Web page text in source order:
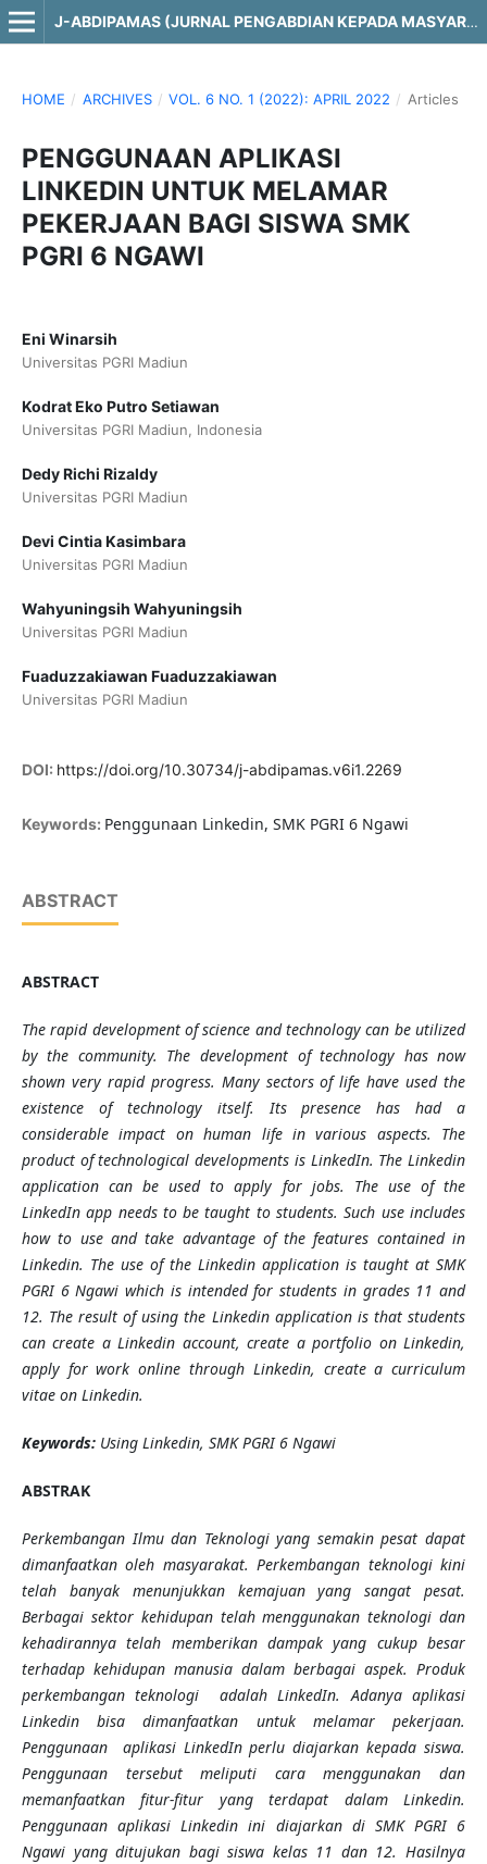
J-ABDIPAMAS (JURNAL PENGABDIAN KEPADA MASYARAKAT)
HOME / ARCHIVES / VOL. 6 NO. 1 (2022): APRIL 2022 / Articles
PENGGUNAAN APLIKASI
LINKEDIN UNTUK MELAMAR
PEKERJAAN BAGI SISWA SMK
PGRI 6 NGAWI
Eni Winarsih
Universitas PGRI Madiun
Kodrat Eko Putro Setiawan
Universitas PGRI Madiun, Indonesia
Dedy Richi Rizaldy
Universitas PGRI Madiun
Devi Cintia Kasimbara
Universitas PGRI Madiun
Wahyuningsih Wahyuningsih
Universitas PGRI Madiun
Fuaduzzakiawan Fuaduzzakiawan
Universitas PGRI Madiun
DOI: https://doi.org/10.30734/j-abdipamas.v6i1.2269
Keywords: Penggunaan Linkedin, SMK PGRI 6 Ngawi
ABSTRACT
ABSTRACT
The rapid development of science and technology can be utilized
by the community. The development of technology has now
shown very rapid progress. Many sectors of life have used the
existence of technology itself. Its presence has had a
considerable impact on human life in various aspects. The
product of technological developments is LinkedIn. The Linkedin
application can be used to apply for jobs. The use of the
LinkedIn app needs to be taught to students. Such use includes
how to use and take advantage of the features contained in
Linkedin. The use of the Linkedin application is taught at SMK
PGRI 6 Ngawi which is intended for students in grades 11 and
12. The result of using the Linkedin application is that students
can create a Linkedin account, create a portfolio on Linkedin,
apply for work online through Linkedin, create a curriculum
vitae on Linkedin.
Keywords:Using Linkedin, SMK PGRI 6 Ngawi
ABSTRAK
Perkembangan Ilmu dan Teknologi yang semakin pesat dapat
dimanfaatkan oleh masyarakat.Perkembangan teknologi kini
telah banyak menunjukkan kemajuan yang sangat pesat.
Berbagaisektor kehidupan telah menggunakan teknologidan
kehadirannya telah memberikan dampak yang cukup besar
terhadap kehidupan manusia dalam berbagai aspek. Produk
perkembangan teknologi adalah LinkedIn. Adanya aplikasi
Linkedin bisa dimanfaatkan untuk melamar pekerjaan.
Penggunaan
aplikasi LinkedInperlu diajarkan kepada siswa.
Penggunaan tersebut meliputi cara menggunakan dan
memanfaatkan fitur-fitur yang terdapat dalam Linkedin.
Penggunaan aplikasi Linkedin ini diajarkan di SMK PGRI 6
Ngawi yang ditujukan bagi siswa kelas 11 dan 12. Hasilnya